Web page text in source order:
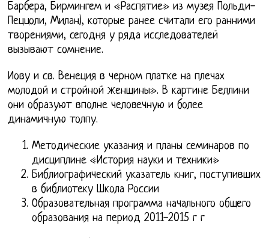
Барбера, Бирмингем и «Распятие» из музея Польди-
Пеццоли, Милан), которые ранее считали его ранними
творениями, сегодня у ряда исследователей
вызывают сомнение.
Иову и св. Венеция в черном платке на плечах
молодой и стройной женщины». В картине Беллини
они образуют вполне человечную и более
динамичную толпу.
Методические указания и планы семинаров по
дисциплине «История науки и техники»
Библиографический указатель книг, поступивших
в библиотеку Школа России
Образовательная программа начального общего
образования на период 2011-2015 г г